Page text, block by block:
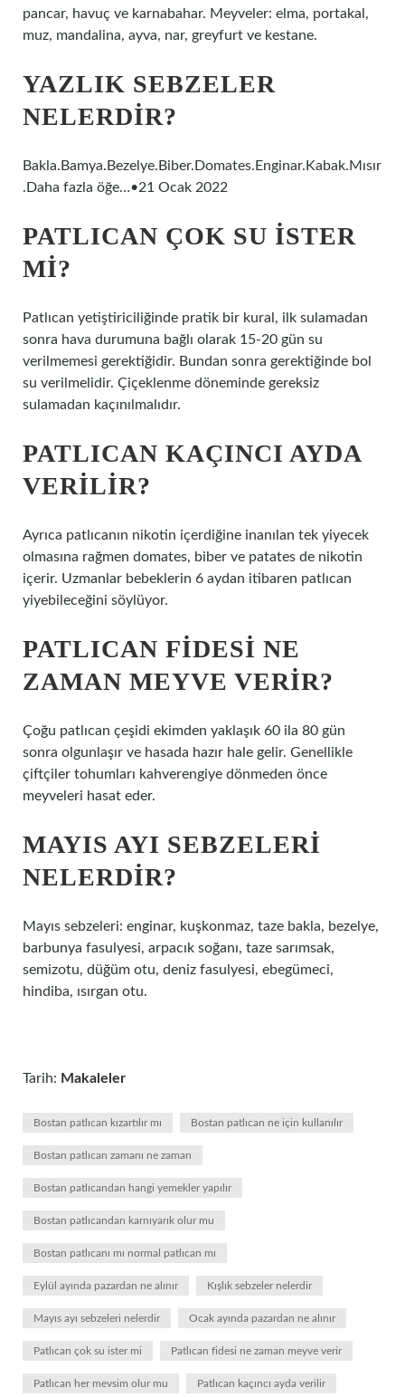
pancar, havuç ve karnabahar. Meyveler: elma, portakal,
muz, mandalina, ayva, nar, greyfurt ve kestane.
YAZLIK SEBZELER
NELERDIR?
Bakla.Bamya.Bezelye.Biber.Domates.Enginar.Kabak.Mısır
.Daha fazla öğe…•21 Ocak 2022
PATLICAN ÇOK SU ISTER
MI?
Patlıcan yetiştiriciliğinde pratik bir kural, ilk sulamadan
sonra hava durumuna bağlı olarak 15-20 gün su
verilmemesi gerektiğidir. Bundan sonra gerektiğinde bol
su verilmelidir. Çiçeklenme döneminde gereksiz
sulamadan kaçınılmalıdır.
PATLICAN KAÇINCI AYDA
VERILIR?
Ayrıca patlıcanın nikotin içerdiğine inanılan tek yiyecek
olmasına rağmen domates, biber ve patates de nikotin
içerir. Uzmanlar bebeklerin 6 aydan itibaren patlıcan
yiyebileceğini söylüyor.
PATLICAN FIDESI NE
ZAMAN MEYVE VERIR?
Çoğu patlıcan çeşidi ekimden yaklaşık 60 ila 80 gün
sonra olgunlaşır ve hasada hazır hale gelir. Genellikle
çiftçiler tohumları kahverengiye dönmeden önce
meyveleri hasat eder.
MAYIS AYI SEBZELERI
NELERDIR?
Mayıs sebzeleri: enginar, kuşkonmaz, taze bakla, bezelye,
barbunya fasulyesi, arpacık soğanı, taze sarımsak,
semizotu, düğüm otu, deniz fasulyesi, ebegümeci,
hindiba, ısırgan otu.
Tarih: Makaleler
Bostan patlıcan kızartılır mı Bostan patlıcan ne için kullanılır
Bostan patlıcan zamanı ne zaman
Bostan patlıcandan hangi yemekler yapılır
Bostan patlıcandan karnıyarık olur mu
Bostan patlıcanı mı normal patlıcan mı
Eylül ayında pazardan ne alınır Kışlık sebzeler nelerdir
Mayıs ayı sebzeleri nelerdir Ocak ayında pazardan ne alınır
Patlıcan çok su ister mi Patlıcan fidesi ne zaman meyve verir
Patlıcan her mevsim olur mu Patlıcan kaçıncı ayda verilir